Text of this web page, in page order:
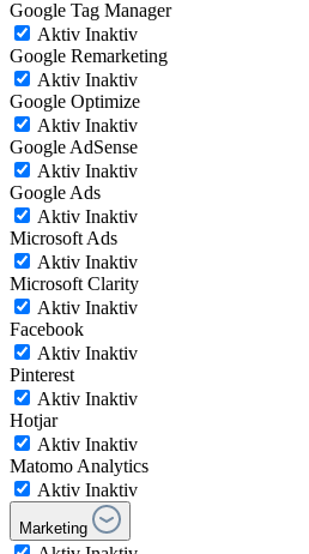
Google Tag Manager
Aktiv Inaktiv
Google Remarketing
Aktiv Inaktiv
Google Optimize
Aktiv Inaktiv
Google AdSense
Aktiv Inaktiv
Google Ads
Aktiv Inaktiv
Microsoft Ads
Aktiv Inaktiv
Microsoft Clarity
Aktiv Inaktiv
Facebook
Aktiv Inaktiv
Pinterest
Aktiv Inaktiv
Hotjar
Aktiv Inaktiv
Matomo Analytics
Aktiv Inaktiv
Marketing